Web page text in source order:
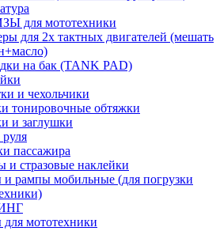
для мототехники
для 2х тактных двигателей (мешать
на бак (TANK PAD)
и чехольчики
тонировочные обтяжки
и заглушки
пассажира
и стразовые наклейки
и рампы мобильные (для погрузки
мототехники